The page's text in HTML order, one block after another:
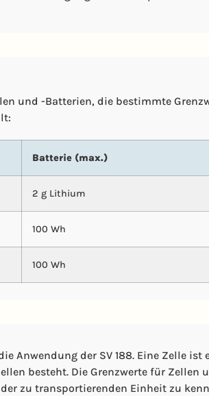
und -Batterien, die bestimmte
Batterie (max.)
2 g Lithium
100 Wh
100 Wh
Anwendung der SV 188. Eine Zelle ist
besteht. Die Grenzwerte für Zellen
zu transportierenden Einheit zu